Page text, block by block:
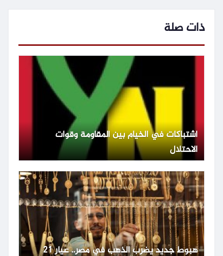
ذات صلة
اشتباكات في الخيام بين المقاومة وقوات
الاحتلال
هبوط جديد يضرب الذهب في مصر.. عيار 21